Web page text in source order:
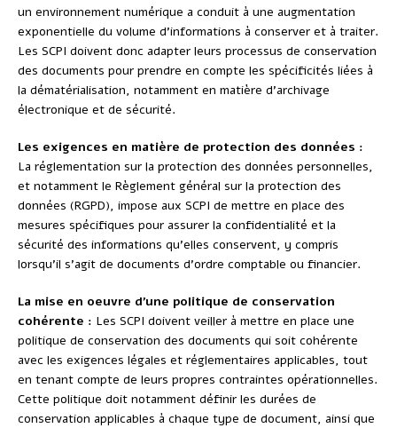
un environnement numérique a conduit à une augmentation
exponentielle du volume d’informations à conserver et à traiter.
Les SCPI doivent donc adapter leurs processus de conservation
des documents pour prendre en compte les spécificités liées à
la dématérialisation, notamment en matière d’archivage
électronique et de sécurité.
Les exigences en matière de protection des données :
La réglementation sur la protection des données personnelles,
et notamment le Règlement général sur la protection des
données (RGPD), impose aux SCPI de mettre en place des
mesures spécifiques pour assurer la confidentialité et la
sécurité des informations qu’elles conservent, y compris
lorsqu’il s’agit de documents d’ordre comptable ou financier.
La mise en oeuvre d’une politique de conservation
cohérente : Les SCPI doivent veiller à mettre en place une
politique de conservation des documents qui soit cohérente
avec les exigences légales et réglementaires applicables, tout
en tenant compte de leurs propres contraintes opérationnelles.
Cette politique doit notamment définir les durées de
conservation applicables à chaque type de document, ainsi que